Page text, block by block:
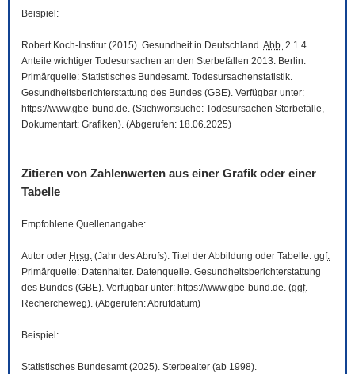
Beispiel:
Robert Koch-Institut (2015). Gesundheit in Deutschland.Abb. 2.1.4
Anteile wichtiger Todesursachen an den Sterbefällen 2013. Berlin.
Primärquelle: Statistisches Bundesamt. Todesursachenstatistik.
Gesundheitsberichterstattung des Bundes (GBE). Verfügbar unter:
https://www.gbe-bund.de. (Stichwortsuche: Todesursachen Sterbefälle,
Dokumentart: Grafiken). (Abgerufen: 18.06.2025)
Zitieren von Zahlenwerten aus einer Grafik oder einer
Tabelle
Empfohlene Quellenangabe:
Autor oder Hrsg. (Jahr des Abrufs). Titel der Abbildung oder Tabelle. ggf.
Primärquelle: Datenhalter. Datenquelle. Gesundheitsberichterstattung
des Bundes (GBE). Verfügbar unter: https://www.gbe-bund.de. (ggf.
Rechercheweg). (Abgerufen: Abrufdatum)
Beispiel:
Statistisches Bundesamt (2025). Sterbealter (ab 1998).